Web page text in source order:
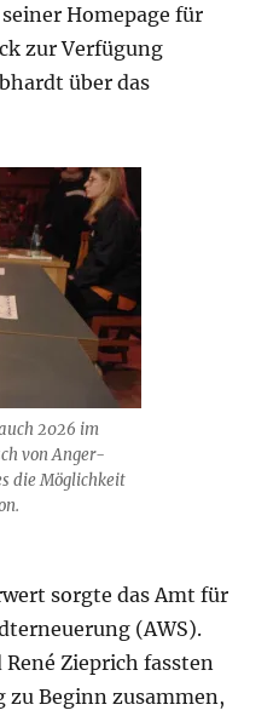
Homepage für
zur Verfügung
über das
2026 im
von Anger-
die Möglichkeit
sorgte das Amt für
(AWS).
Zieprich fassten
Beginn zusammen,